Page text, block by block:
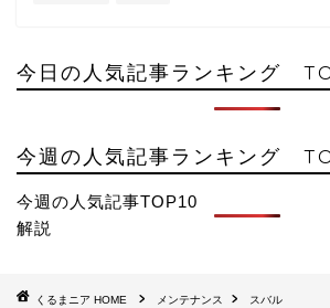
今日の人気記事ランキング
今週の人気記事ランキング
今週の人気記事TOP10
解説
HOME メンテナンス スバル